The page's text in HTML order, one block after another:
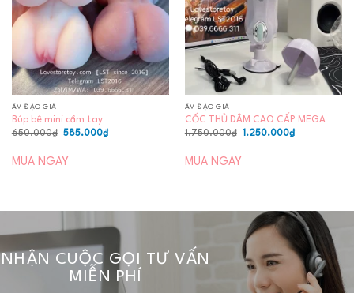
ÂM ĐẠO GIẢ
Búp bê mini cầm tay
650.000₫
Giá
650.000₫.
585.000₫Giá
MUA NGAY
ÂM ĐẠO GIẢ
CỐC THỦ DÂM CAO CẤP MEGA
1.750.000₫
Giá
1.250.000₫Giá
MUA NGAY
NHẬN CUỘC GỌI TƯ VẤN
MIỄN PHÍ